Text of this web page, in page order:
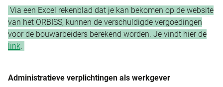
Via een Excel rekenblad dat je kan bekomen op de website
van het ORBISS, kunnen de verschuldigde vergoedingen
voor de bouwarbeiders berekend worden. Je vindt hier de
link.
Administratieve verplichtingen als werkgever